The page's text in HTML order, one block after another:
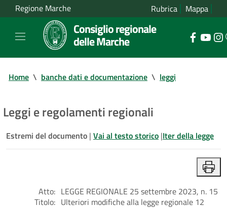
Regione Marche Rubrica Mappa
Consiglio regionale
delle Marche
Home \ banche dati e documentazione \ leggi
Leggi e regolamenti regionali
Estremi del documento | Vai al testo storico |Iter della legge
Atto: LEGGE REGIONALE 25 settembre 2023, n. 15
Titolo: Ulteriori modifiche alla legge regionale 12